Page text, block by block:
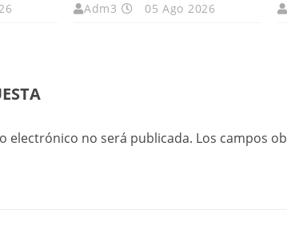
Adm3 05 Ago 2026
electrónico no será publicada. Los campos